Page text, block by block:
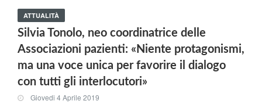
ATTUALITÀ
Silvia Tonolo, neo coordinatrice delle
Associazioni pazienti: «Niente protagonismi,
ma una voce unica per favorire il dialogo
con tutti gli interlocutori»
Giovedi 4 Aprile 2019